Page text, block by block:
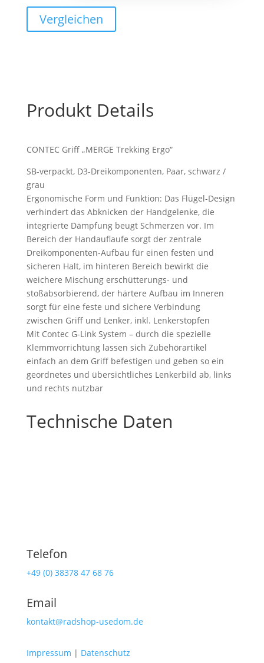
Ergo"
96/140
mm
Vergleichen
Produkt Details
CONTEC Griff „MERGE Trekking Ergo“
SB-verpackt, D3-Dreikomponenten, Paar, schwarz /
grau
Ergonomische Form und Funktion: Das Flügel-Design
verhindert das Abknicken der Handgelenke, die
integrierte Dämpfung beugt Schmerzen vor. Im
Bereich der Handauflaufe sorgt der zentrale
Dreikomponenten-Aufbau für einen festen und
sicheren Halt, im hinteren Bereich bewirkt die
weichere Mischung erschütterungs- und
stoßabsorbierend, der härtere Aufbau im Inneren
sorgt für eine feste und sichere Verbindung
zwischen Griff und Lenker, inkl. Lenkerstopfen
Mit Contec G-Link System – durch die spezielle
Klemmvorrichtung lassen sich Zubehörartikel
einfach an dem Griff befestigen und geben so ein
geordnetes und übersichtliches Lenkerbild ab, links
und rechts nutzbar
Technische Daten
Telefon
+49 (0) 38378 47 68 76
Email
kontakt@radshop-usedom.de
Impressum | Datenschutz